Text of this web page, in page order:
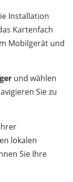
Installation
Kartenfach
Mobilgerät und
und wählen
Sie zu
lokalen
Sie Ihre